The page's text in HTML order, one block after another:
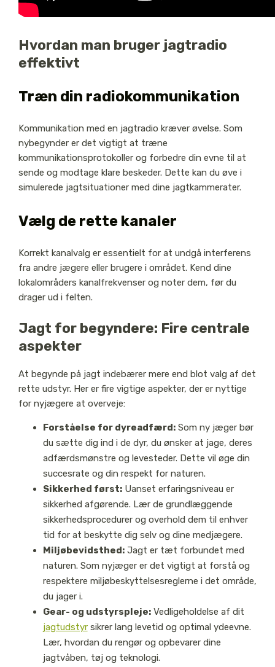
Hvordan man bruger jagtradio
effektivt
Træn din radiokommunikation
Kommunikation med en jagtradio kræver øvelse. Som
nybegynder er det vigtigt at træne
kommunikationsprotokoller og forbedre din evne til at
sende og modtage klare beskeder. Dette kan du øve i
simulerede jagtsituationer med dine jagtkammerater.
Vælg de rette kanaler
Korrekt kanalvalg er essentielt for at undgå interferens
fra andre jægere eller brugere i området. Kend dine
lokalområders kanalfrekvenser og noter dem, før du
drager ud i felten.
Jagt for begyndere: Fire centrale
aspekter
At begynde på jagt indebærer mere end blot valg af det
rette udstyr. Her er fire vigtige aspekter, der er nyttige
for nyjægere at overveje:
Forståelse for dyreadfærd:Som ny jæger bør
du sætte dig ind i de dyr, du ønsker at jage, deres
adfærdsmønstre og levesteder. Dette vil øge din
succesrate og din respekt for naturen.
Sikkerhed først:Uanset erfaringsniveau er
sikkerhed afgørende. Lær de grundlæggende
sikkerhedsprocedurer og overhold dem til enhver
tid for at beskytte dig selv og dine medjægere.
Miljøbevidsthed:Jagt er tæt forbundet med
naturen. Som nyjæger er det vigtigt at forstå og
respektere miljøbeskyttelsesreglerne i det område,
du jager i.
Gear- og udstyrspleje:Vedligeholdelse af dit
jagtudstyrsikrer lang levetid og optimal ydeevne.
Lær, hvordan du rengør og opbevarer dine
jagtvåben, tøj og teknologi.